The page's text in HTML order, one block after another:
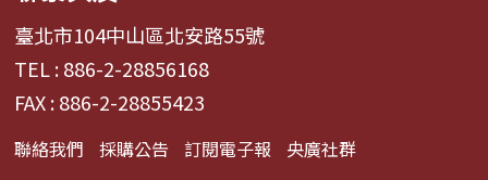
臺北市104中山區北安路55號
TEL : 886-2-28856168
FAX : 886-2-28855423
聯絡我們 採購公告 訂閱電子報 央廣社群